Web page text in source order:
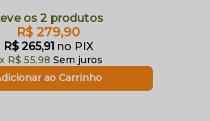
os 2 produtos
R$ 279,90
R$ 265,91 no PIX
R$ 55,98Sem juros